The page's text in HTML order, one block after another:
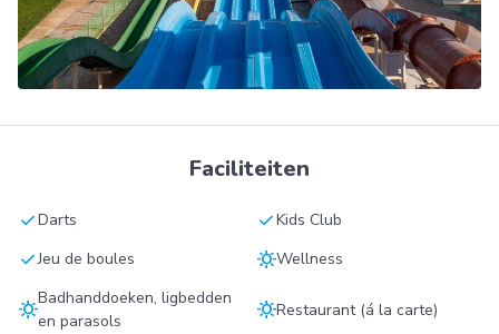
Faciliteiten
checkDarts checkKids Club
checkJeu de boules sunnyWellness
sunnyBadhanddoeken, ligbedden
en parasols
sunnyRestaurant (á la carte)